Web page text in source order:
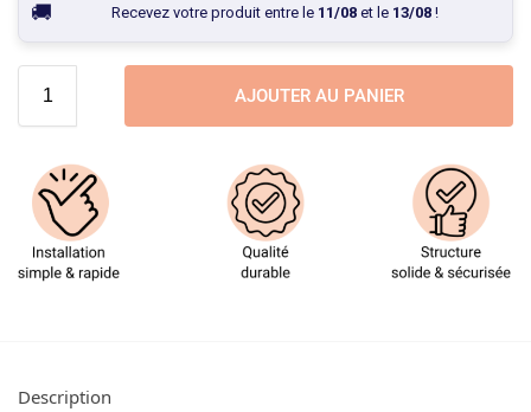
Recevez votre produit entre le 11/08et le 13/08!
AJOUTER AU PANIER
Description